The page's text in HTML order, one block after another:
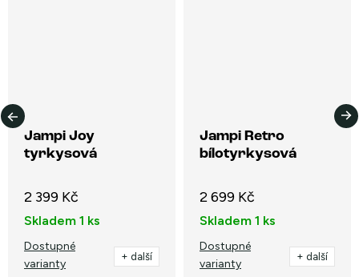
Jampi Joy
tyrkysová
2 399 Kč
Skladem 1 ks
Dostupné
varianty
+ další
Jampi Retro
bílotyrkysová
2 699 Kč
Skladem 1 ks
Dostupné
varianty
+ další